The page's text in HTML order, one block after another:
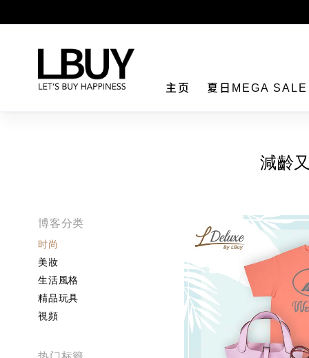
主页 夏日MEGA
減齡
博客分类
时尚
美妝
生活風格
精品玩具
視頻